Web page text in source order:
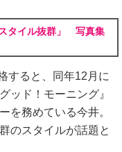
スタイル抜群」 写真集
すると、同年12月に
ッド！モーニング』
を務めている今井。
のスタイルが話題と